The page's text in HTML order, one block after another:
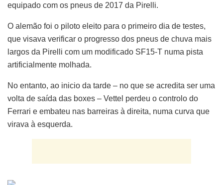
equipado com os pneus de 2017 da Pirelli.
O alemão foi o piloto eleito para o primeiro dia de testes,
que visava verificar o progresso dos pneus de chuva mais
largos da Pirelli com um modificado SF15-T numa pista
artificialmente molhada.
No entanto, ao inicio da tarde – no que se acredita ser uma
volta de saída das boxes – Vettel perdeu o controlo do
Ferrari e embateu nas barreiras à direita, numa curva que
virava à esquerda.